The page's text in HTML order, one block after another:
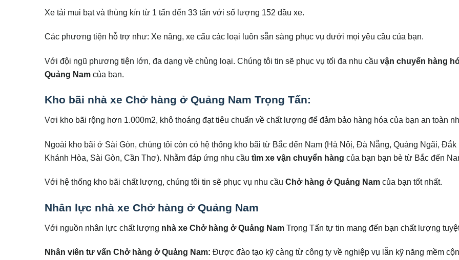
Xe tải mui bạt và thùng kín từ 1 tấn đến 33 tấn với số lượng 152 đầu xe.
Các phương tiện hỗ trợ như: Xe nâng, xe cẩu các loại luôn sẵn sàng phục vụ dưới mọi yêu cầu của bạn.
Với đội ngũ phương tiện lớn, đa dạng về chủng loại. Chúng tôi tin sẽ phục vụ tối đa nhu cầu vận chuyển hàng
Quảng Nam của bạn.
Kho bãi nhà xe Chở hàng ở Quảng Nam Trọng Tấn:
Vơi kho bãi rộng hơn 1.000m2, khô thoáng đạt tiêu chuẩn về chất lượng để đảm bảo hàng hóa của bạn an toàn
Ngoài kho bãi ở Sài Gòn, chúng tôi còn có hệ thống kho bãi từ Bắc đến Nam (Hà Nôị, Đà Nẵng, Quảng Ngãi, Đắk
Khánh Hòa, Sài Gòn, Cần Thơ). Nhằm đáp ứng nhu cầu tìm xe vận chuyển hàng của bạn bạn bè từ Bắc đến
Với hệ thống kho bãi chất lượng, chúng tôi tin sẽ phục vụ nhu cầu Chở hàng ở Quảng Nam của bạn tốt nhất.
Nhân lực nhà xe Chở hàng ở Quảng Nam
Với nguồn nhân lực chất lượng nhà xe Chở hàng ở Quảng Nam Trọng Tấn tự tin mang đến bạn chất lượng
Nhân viên tư vấn Chở hàng ở Quảng Nam: Được đào tạo kỹ càng từ công ty về nghiệp vụ lẫn kỹ năng mềm